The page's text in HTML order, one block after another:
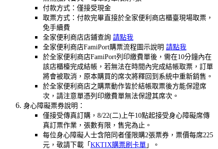
付款方式：僅接受現金
取票方式：付款完畢直接於全家便利商店櫃臺現場取票，
免手續費
全家便利商店店鋪查詢 請點我
全家便利商店FamiPort購票流程圖示說明 請點我
於全家便利商店FamiPort列印繳費單後，需在10分鐘內在
該店櫃檯完成結帳，若無法在時間內完成結帳取票，訂單
將會被取消，原本購買的席次將釋回到系統中重新銷售。
於全家便利商店之購票動作皆於結帳取票後方能保證席
次，請注意單憑列印繳費單無法保證其席次。
身心障礙票券說明：
僅接受傳真訂購，8/22(二)上午10點起接受身心障礙席傳
真訂票作業，張數有限，售完為止。
每位身心障礙人士含陪同者僅限購2張票券，票價每席225
元，敬請下載「 KKTIX購票刷卡單 」。